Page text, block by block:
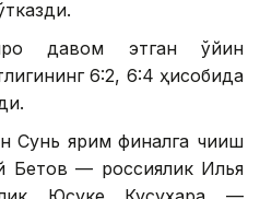
давом этган ўйин
6:2, 6:4 ҳисобида
ярим финалга чиқиш
Бетов — россиялик Илья